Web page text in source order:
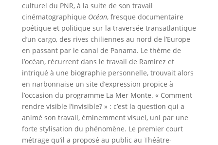
culturel du PNR, à la suite de son travail
cinématographique Océan, fresque documentaire
poétique et politique sur la traversée transatlantique
d’un cargo, des rives chiliennes au nord de l’Europe
en passant par le canal de Panama. Le thème de
l’océan, récurrent dans le travail de Ramirez et
intriqué à une biographie personnelle, trouvait alors
en narbonnaise un site d’expression propice à
l’occasion du programme La Mer Monte. « Comment
rendre visible l’invisible? » : c’est la question qui a
animé son travail, éminemment visuel, uni par une
forte stylisation du phénomène. Le premier court
métrage qu’il a proposé au public au Théâtre-